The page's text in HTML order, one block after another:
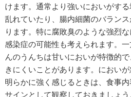
けます。通常より強いにおいがす
乱れていたり、腸内細菌のバラン
ります。特に腐敗臭のような強烈な
感染症の可能性も考えられます。
んのうんちは甘いにおいが特徴的
きにくいことがあります。においが
明らかに強く感じるときは、食事
サインとして観察しておきましょう